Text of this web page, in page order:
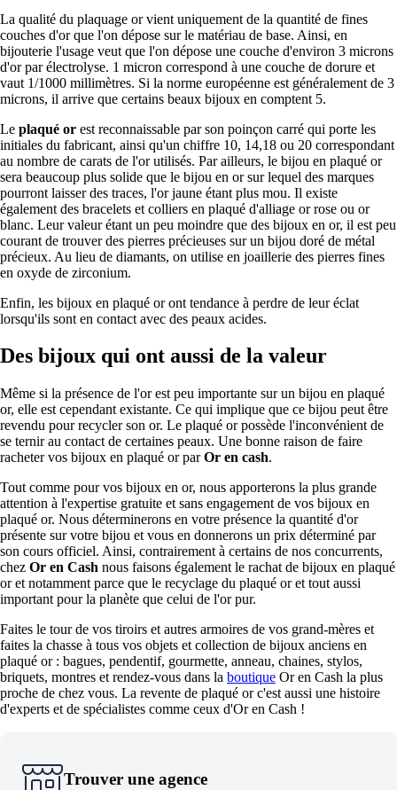
La qualité du plaquage or vient uniquement de la quantité de fines
couches d'or que l'on dépose sur le matériau de base. Ainsi, en
bijouterie l'usage veut que l'on dépose une couche d'environ 3 microns
d'or par électrolyse. 1 micron correspond à une couche de dorure et
vaut 1/1000 millimètres. Si la norme européenne est généralement de 3
microns, il arrive que certains beaux bijoux en comptent 5.
Le plaqué or est reconnaissable par son poinçon carré qui porte les
initiales du fabricant, ainsi qu'un chiffre 10, 14,18 ou 20 correspondant
au nombre de carats de l'or utilisés. Par ailleurs, le bijou en plaqué or
sera beaucoup plus solide que le bijou en or sur lequel des marques
pourront laisser des traces, l'or jaune étant plus mou. Il existe
également des bracelets et colliers en plaqué d'alliage or rose ou or
blanc. Leur valeur étant un peu moindre que des bijoux en or, il est peu
courant de trouver des pierres précieuses sur un bijou doré de métal
précieux. Au lieu de diamants, on utilise en joaillerie des pierres fines
en oxyde de zirconium.
Enfin, les bijoux en plaqué or ont tendance à perdre de leur éclat
lorsqu'ils sont en contact avec des peaux acides.
Des bijoux qui ont aussi de la valeur
Même si la présence de l'or est peu importante sur un bijou en plaqué
or, elle est cependant existante. Ce qui implique que ce bijou peut être
revendu pour recycler son or. Le plaqué or possède l'inconvénient de
se ternir au contact de certaines peaux. Une bonne raison de faire
racheter vos bijoux en plaqué or parOr en cash.
Tout comme pour vos bijoux en or, nous apporterons la plus grande
attention à l'expertise gratuite et sans engagement de vos bijoux en
plaqué or. Nous déterminerons en votre présence la quantité d'or
présente sur votre bijou et vous en donnerons un prix déterminé par
son cours officiel. Ainsi, contrairement à certains de nos concurrents,
chez Or en Cash nous faisons également le rachat de bijoux en plaqué
or et notamment parce que le recyclage du plaqué or et tout aussi
important pour la planète que celui de l'or pur.
Faites le tour de vos tiroirs et autres armoires de vos grand-mères et
faites la chasse à tous vos objets et collection de bijoux anciens en
plaqué or : bagues, pendentif, gourmette, anneau, chaines, stylos,
briquets, montres et rendez-vous dans la boutique Or en Cash la plus
proche de chez vous. La revente de plaqué or c'est aussi une histoire
d'experts et de spécialistes comme ceux d'Or en Cash !
Trouver une agence